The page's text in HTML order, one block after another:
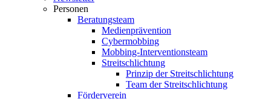
Personen
Beratungsteam
Medienprävention
Cybermobbing
Mobbing-Interventionsteam
Streitschlichtung
Prinzip der Streitschlichtung
Team der Streitschlichtung
Förderverein